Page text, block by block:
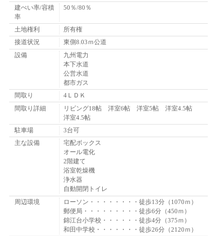
建ぺい率/容積
率
50％/80％
土地権利
所有権
接道状況
東側8.03ｍ公道
設備
九州電力
本下水道
公営水道
都市ガス
間取り
4ＬＤＫ
間取り詳細
リビング18帖 洋室6帖 洋室5帖 洋室4.5帖
洋室4.5帖
駐車場
3台可
主な設備
宅配ボックス
オール電化
2階建て
浴室乾燥機
浄水器
自動開閉トイレ
周辺環境
ローソン・・・・・・・・徒歩13分（1070ｍ）
郵便局・・・・・・・・・徒歩6分（450ｍ）
錦江台小学校・・・・・・徒歩4分（375ｍ）
和田中学校・・・・・・・徒歩26分（2120ｍ）